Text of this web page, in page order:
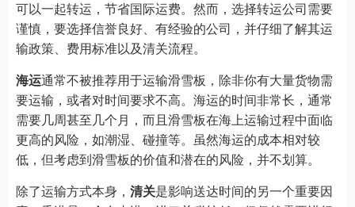
可以一起转运，节省国际运费。然而，选择转运公司需要
谨慎，要选择信誉良好、有经验的公司，并仔细了解其运
输政策、费用标准以及清关流程。
海运通常不被推荐用于运输滑雪板，除非你有大量货物需
要运输，或者对时间要求不高。海运的时间非常长，通常
需要几周甚至几个月，而且滑雪板在海上运输过程中面临
更高的风险，如潮湿、碰撞等。虽然海运的成本相对较
低，但考虑到滑雪板的价值和潜在的风险，并不划算。
除了运输方式本身， 清关是影响送达时间的另一个重要因